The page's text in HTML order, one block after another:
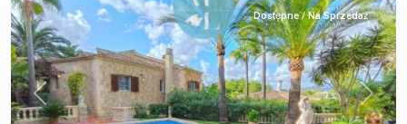
Poprzedni
Dostępne / Na Sprzedaż